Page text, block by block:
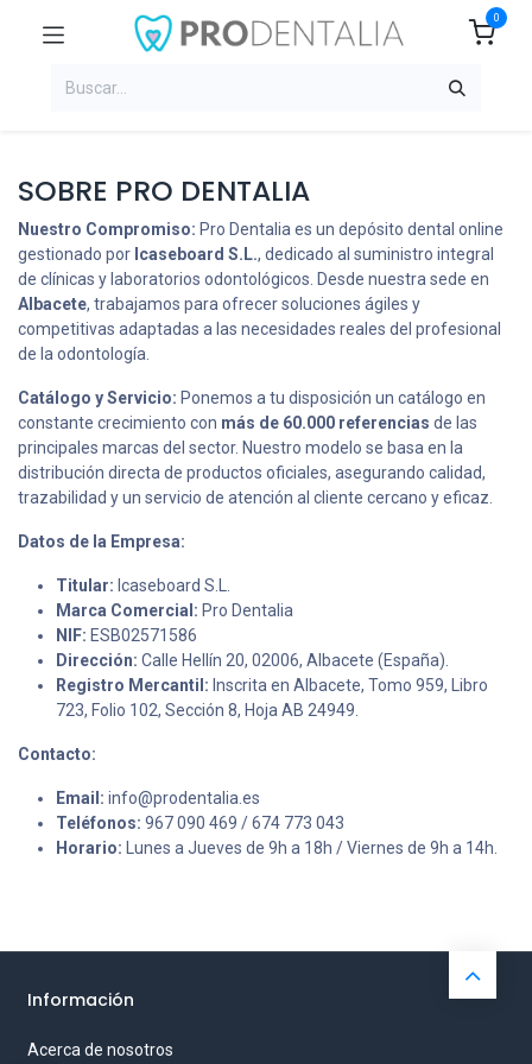
0
SOBRE PRO DENTALIA
Nuestro Compromiso: Pro Dentalia es un depósito dental online
gestionado por Icaseboard S.L., dedicado al suministro integral
de clínicas y laboratorios odontológicos. Desde nuestra sede en
Albacete, trabajamos para ofrecer soluciones ágiles y
competitivas adaptadas a las necesidades reales del profesional
de la odontología.
Catálogo y Servicio: Ponemos a tu disposición un catálogo en
constante crecimiento con más de 60.000 referencias de las
principales marcas del sector. Nuestro modelo se basa en la
distribución directa de productos oficiales, asegurando calidad,
trazabilidad y un servicio de atención al cliente cercano y eficaz.
Datos de la Empresa:
Titular: Icaseboard S.L.
Marca Comercial: Pro Dentalia
NIF: ESB02571586
Dirección: Calle Hellín 20, 02006, Albacete (España).
Registro Mercantil: Inscrita en Albacete, Tomo 959, Libro
723, Folio 102, Sección 8, Hoja AB 24949.
Contacto:
Email: info@prodentalia.es
Teléfonos: 967 090 469 / 674 773 043
Horario: Lunes a Jueves de 9h a 18h / Viernes de 9h a 14h.
Información
Acerca de nosotros